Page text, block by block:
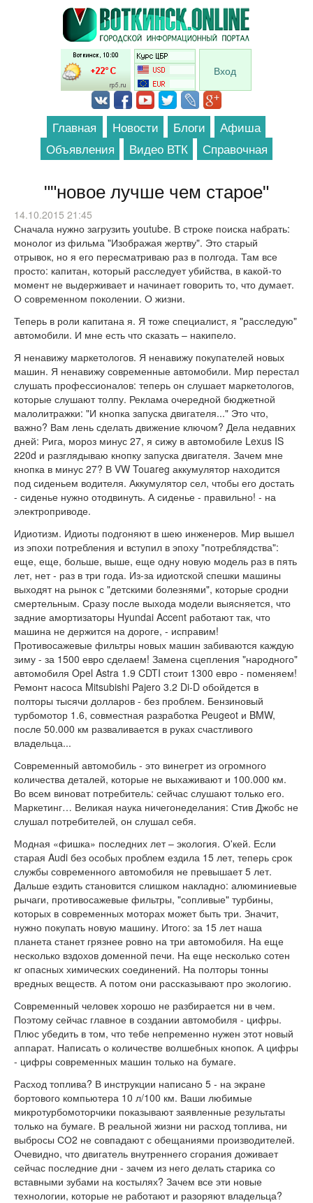
Перейти к основному содержанию
Вход
Главная Новости Блоги
Афиша
Объявления
Видео ВТК Справочная
""новое лучше чем старое"
14.10.2015 21:45
Сначала нужно загрузить youtube. В строке поиска набрать:
монолог из фильма "Изображая жертву". Это старый
отрывок, но я его пересматриваю раз в полгода. Там все
просто: капитан, который расследует убийства, в какой-то
момент не выдерживает и начинает говорить то, что думает.
О современном поколении. О жизни.
Теперь в роли капитана я. Я тоже специалист, я "расследую"
автомобили. И мне есть что сказать – накипело.
Я ненавижу маркетологов. Я ненавижу покупателей новых
машин. Я ненавижу современные автомобили. Мир перестал
слушать профессионалов: теперь он слушает маркетологов,
которые слушают толпу. Реклама очередной бюджетной
малолитражки: "И кнопка запуска двигателя..." Это что,
важно? Вам лень сделать движение ключом? Дела недавних
дней: Рига, мороз минус 27, я сижу в автомобиле Lexus IS
220d и разглядываю кнопку запуска двигателя. Зачем мне
кнопка в минус 27? В VW Touareg аккумулятор находится
под сиденьем водителя. Аккумулятор сел, чтобы его достать
- сиденье нужно отодвинуть. А сиденье - правильно! - на
электроприводе.
Идиотизм. Идиоты подгоняют в шею инженеров. Мир вышел
из эпохи потребления и вступил в эпоху "потреблядства":
еще, еще, больше, выше, еще одну новую модель раз в пять
лет, нет - раз в три года. Из-за идиотской спешки машины
выходят на рынок с "детскими болезнями", которые сродни
смертельным. Сразу после выхода модели выясняется, что
задние амортизаторы Hyundai Accent работают так, что
машина не держится на дороге, - исправим!
Противосажевые фильтры новых машин забиваются каждую
зиму - за 1500 евро сделаем! Замена сцепления "народного"
автомобиля Opel Astra 1.9 CDTI стоит 1300 евро - поменяем!
Ремонт насоса Mitsubishi Pajero 3.2 Di-D обойдется в
полторы тысячи долларов - без проблем. Бензиновый
турбомотор 1.6, совместная разработка Peugeot и BMW,
после 50.000 км разваливается в руках счастливого
владельца...
Современный автомобиль - это винегрет из огромного
количества деталей, которые не выхаживают и 100.000 км.
Во всем виноват потребитель: сейчас слушают только его.
Маркетинг… Великая наука ничегонеделания: Стив Джобс не
слушал потребителей, он слушал себя.
Модная «фишка» последних лет – экология. О'кей. Если
старая Audi без особых проблем ездила 15 лет, теперь срок
службы современного автомобиля не превышает 5 лет.
Дальше ездить становится слишком накладно: алюминиевые
рычаги, противосажевые фильтры, "сопливые" турбины,
которых в современных моторах может быть три. Значит,
нужно покупать новую машину. Итого: за 15 лет наша
планета станет грязнее ровно на три автомобиля. На еще
несколько вздохов доменной печи. На еще несколько сотен
кг опасных химических соединений. На полторы тонны
вредных веществ. А потом они рассказывают про экологию.
Современный человек хорошо не разбирается ни в чем.
Поэтому сейчас главное в создании автомобиля - цифры.
Плюс убедить в том, что тебе непременно нужен этот новый
аппарат. Написать о количестве волшебных кнопок. А цифры
- цифры современных машин только на бумаге.
Расход топлива? В инструкции написано 5 - на экране
бортового компьютера 10 л/100 км. Ваши любимые
микротурбомоторчики показывают заявленные результаты
только на бумаге. В реальной жизни ни расход топлива, ни
выбросы СО2 не совпадают с обещаниями производителей.
Очевидно, что двигатель внутреннего сгорания доживает
сейчас последние дни - зачем из него делать старика со
вставными зубами на костылях? Зачем все эти новые
технологии, которые не работают и разоряют владельца?